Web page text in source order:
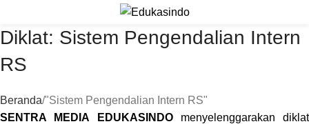
Diklat: Sistem Pengendalian Intern
RS
Beranda "Sistem Pengendalian Intern RS"
SENTRA MEDIA EDUKASINDOmenyelenggarakan diklat